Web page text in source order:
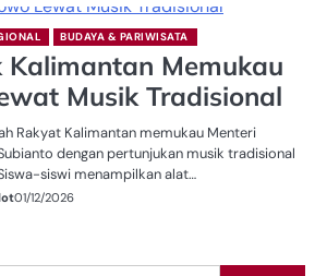
BUDAYA & PARIWISATA
Memukau
Musik Tradisional
Rakyat Kalimantan memukau Menteri
dengan pertunjukan musik tradisional
siswi menampilkan alat…
01/12/2026